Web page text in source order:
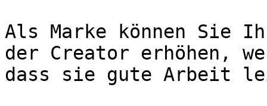
Als Marke können Sie
der Creator erhöhen,
dass sie gute Arbeit